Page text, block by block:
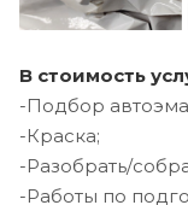
В стоимость
-Подбор
-Краска;
-Разобрать/
-Работы по